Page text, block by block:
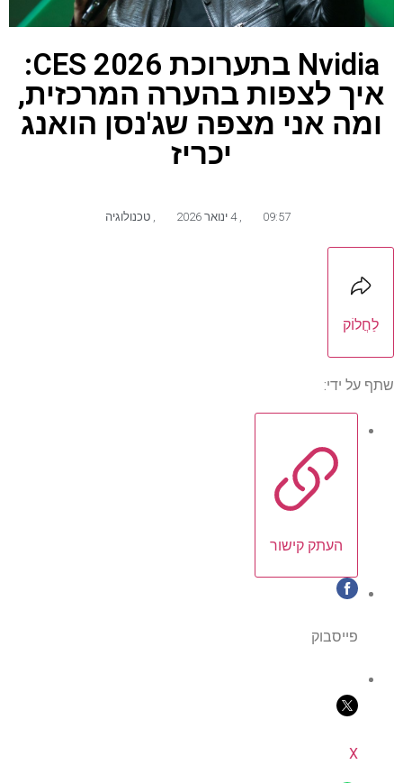
Nvidia בתערוכת CES 2026:
איך לצפות בהערה המרכזית,
ומה אני מצפה שג'נסן הואנג
יכריז
09:57 4 ינואר 2026 טכנולוגיה
לַחֲלוֹק
שתף על ידי:
העתק קישור
פייסבוק
X